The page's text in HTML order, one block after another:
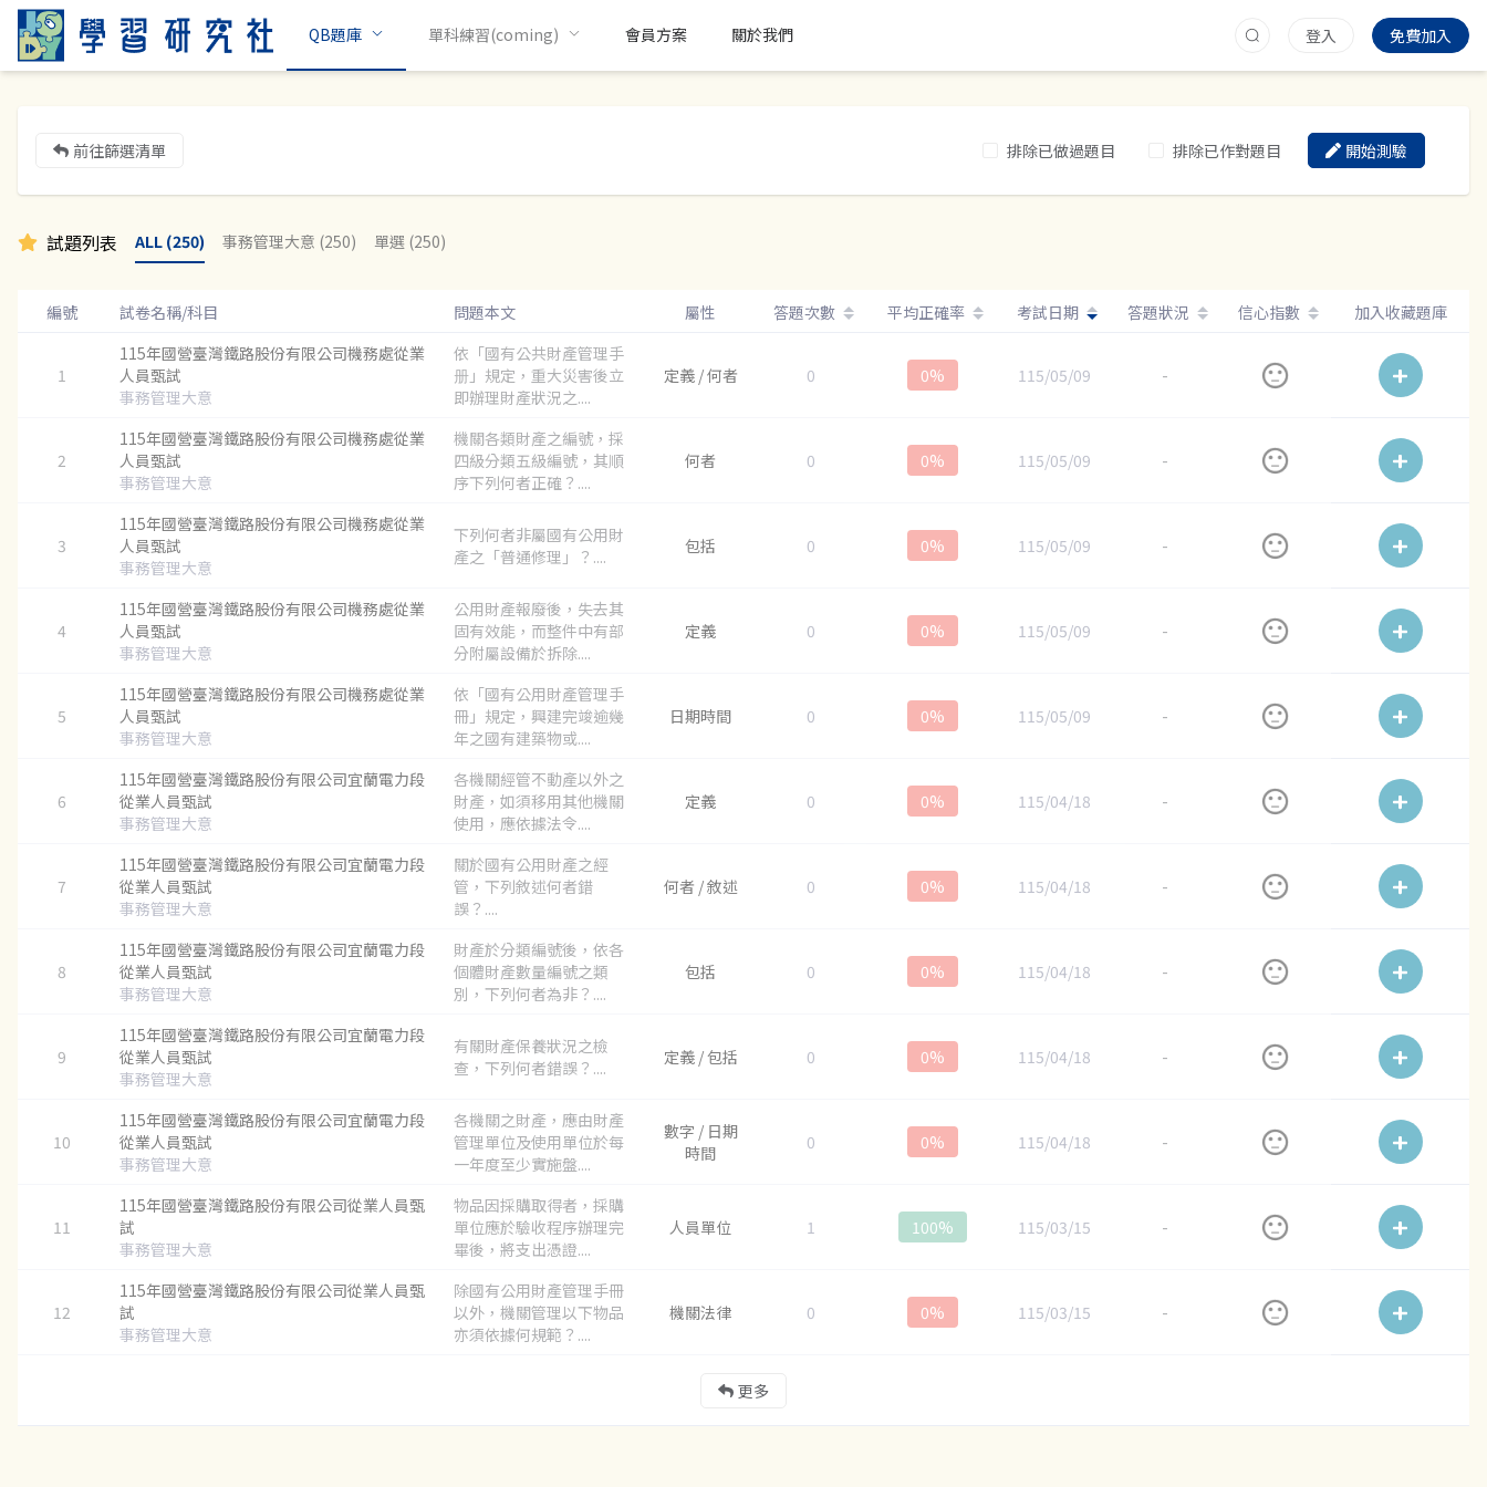
QB題庫 單科練習(coming) 會員方案 關於我們 登入 免費加入
前往篩選清單 排除已做過題目 排除已作對題目 開始測驗
試題列表 ALL (250) 事務管理大意 (250) 單選 (250)
編號 試卷名稱/科目 問題本文 屬性 答題次數 平均正確率 考試日期 答題狀況 信心指數 加入收藏題庫
1
115年國營臺灣鐵路股份有限公司機務處從業
人員甄試
事務管理大意
依「國有公共財產管理手
册」規定，重大災害後立
即辦理財產狀況之....
定義 / 何者 0 0% 115/05/09 -
2
115年國營臺灣鐵路股份有限公司機務處從業
人員甄試
事務管理大意
機關各類財產之編號，採
四級分類五級編號，其順
序下列何者正確？....
何者 0 0% 115/05/09 -
3
115年國營臺灣鐵路股份有限公司機務處從業
人員甄試
事務管理大意
下列何者非屬國有公用財
產之「普通修理」？....
包括 0 0% 115/05/09 -
4
115年國營臺灣鐵路股份有限公司機務處從業
人員甄試
事務管理大意
公用財產報廢後，失去其
固有效能，而整件中有部
分附屬設備於拆除....
定義 0 0% 115/05/09 -
5
115年國營臺灣鐵路股份有限公司機務處從業
人員甄試
事務管理大意
依「國有公用財產管理手
冊」規定，興建完竣逾幾
年之國有建築物或....
日期時間 0 0% 115/05/09 -
6
115年國營臺灣鐵路股份有限公司宜蘭電力段
從業人員甄試
事務管理大意
各機關經管不動產以外之
財產，如須移用其他機關
使用，應依據法令....
定義 0 0% 115/04/18 -
7
115年國營臺灣鐵路股份有限公司宜蘭電力段
從業人員甄試
事務管理大意
關於國有公用財產之經
管，下列敘述何者錯
誤？....
何者 / 敘述 0 0% 115/04/18 -
8
115年國營臺灣鐵路股份有限公司宜蘭電力段
從業人員甄試
事務管理大意
財產於分類編號後，依各
個體財產數量編號之類
別，下列何者為非？....
包括 0 0% 115/04/18 -
9
115年國營臺灣鐵路股份有限公司宜蘭電力段
從業人員甄試
事務管理大意
有關財產保養狀況之檢
查，下列何者錯誤？....
定義 / 包括 0 0% 115/04/18 -
10
115年國營臺灣鐵路股份有限公司宜蘭電力段
從業人員甄試
事務管理大意
各機關之財產，應由財產
管理單位及使用單位於每
一年度至少實施盤....
數字 / 日期
時間
0 0% 115/04/18 -
11
115年國營臺灣鐵路股份有限公司從業人員甄
試
事務管理大意
物品因採購取得者，採購
單位應於驗收程序辦理完
畢後，將支出憑證....
人員單位 1 100% 115/03/15 -
12
115年國營臺灣鐵路股份有限公司從業人員甄
試
事務管理大意
除國有公用財產管理手冊
以外，機關管理以下物品
亦須依據何規範？....
機關法律 0 0% 115/03/15 -
更多